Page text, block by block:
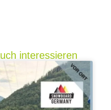
interessieren